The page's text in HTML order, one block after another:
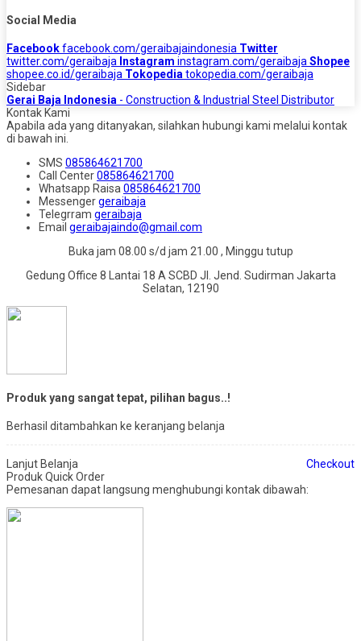
Social Media
Facebookfacebook.com/geraibajaindonesia Twitter
twitter.com/geraibaja Instagram instagram.com/geraibaja Shopee
shopee.co.id/geraibaja Tokopedia tokopedia.com/geraibaja
Sidebar
Gerai Baja Indonesia - Construction & Industrial Steel Distributor
Kontak Kami
Apabila ada yang ditanyakan, silahkan hubungi kami melalui kontak
di bawah ini.
SMS 085864621700
Call Center085864621700
Whatsapp Raisa 085864621700
Messengergeraibaja
Telegrram geraibaja
Email geraibajaindo@gmail.com
Buka jam 08.00 s/d jam 21.00 , Minggu tutup
Gedung Office 8 Lantai 18 A SCBD Jl. Jend. Sudirman Jakarta
Selatan, 12190
Produk yang sangat tepat, pilihan bagus..!
Berhasil ditambahkan ke keranjang belanja
Lanjut Belanja
Checkout
Produk Quick Order
Pemesanan dapat langsung menghubungi kontak dibawah: